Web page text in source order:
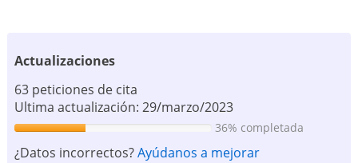
Actualizaciones
63 peticiones de cita
Ultima actualización: 29/marzo/2023
36% completada
¿Datos incorrectos?Ayúdanos a mejorar